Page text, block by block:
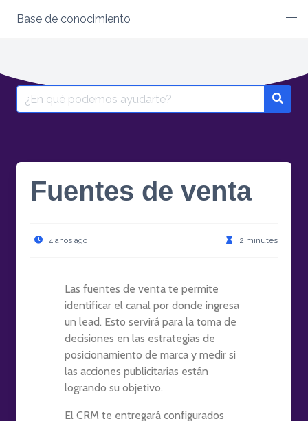
Base de conocimiento
Fuentes de venta
4 años ago 2 minutes
Las fuentes de venta te permite
identificar el canal por donde ingresa
un lead. Esto servirá para la toma de
decisiones en las estrategias de
posicionamiento de marca y medir si
las acciones publicitarias están
logrando su objetivo.
El CRM te entregará configurados